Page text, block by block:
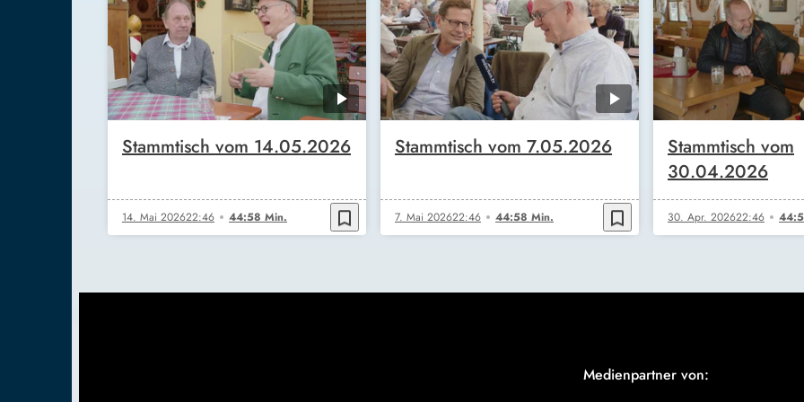
Stammtisch vom 14.05.2026
14. Mai 202622:46 44:58 Min. bookmark_border
Stammtisch vom 7.05.2026
7. Mai 202622:46 44:58 Min. bookmark_border
Stammtisch vom
30.04.2026
30. Apr. 202622:46
Medienpartner von: